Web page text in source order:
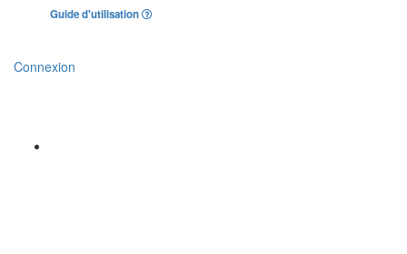
Guide d'utilisation
Connexion